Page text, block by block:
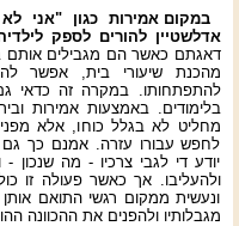
במקום אמירות כגון "אני
אדלשטיין להורים לספק
דאגתם כאשר הם מגבילים
מהכנת שיעורי בית, אפשר
להתפתחותו. במקרה זה כדאי
בלימודים. באמצעות אמירות
מחליט לא בגלל כוחו, אלא
לחפש עבורו עזרה. אמנם כך גם
יודע די לגבי צרכיו - מה שנכון
ולהעליבו. אך כאשר פעולה זו
ונעשית ממקום רגשי התואם
מגבלותיו ולהפנים את ההכוונה